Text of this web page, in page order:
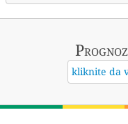
kliknite da